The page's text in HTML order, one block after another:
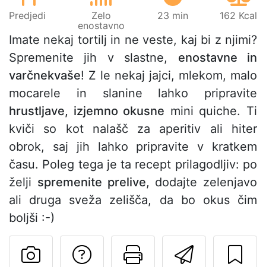
Predjedi
Zelo
enostavno
23 min 162 Kcal
Imate nekaj tortilj in ne veste, kaj bi z njimi?
Spremenite jih v slastne, enostavne in
varčnekvaše! Z le nekaj jajci, mlekom, malo
mocarele in slanine lahko pripravite
hrustljave, izjemno okusne mini quiche. Ti
kviči so kot nalašč za aperitiv ali hiter
obrok, saj jih lahko pripravite v kratkem
času. Poleg tega je ta recept prilagodljiv: po
želji spremenite prelive, dodajte zelenjavo
ali druga sveža zelišča, da bo okus čim
boljši :-)
Pošlji
Natisni to
Postavite